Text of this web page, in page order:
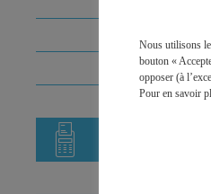
Immobilier
Plus de 4
Frais sur
Nous utilisons
bouton «
opposer (à
Pour en savoir